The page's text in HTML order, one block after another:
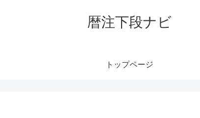
暦注下段ナビ
トップページ